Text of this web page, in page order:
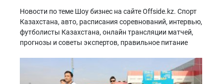
Новости по теме Шоу бизнес на сайте Offside.kz. Спорт
Казахстана, авто, расписания соревнований, интервью,
футболисты Казахстана, онлайн трансляции матчей,
прогнозы и советы экспертов, правильное питание